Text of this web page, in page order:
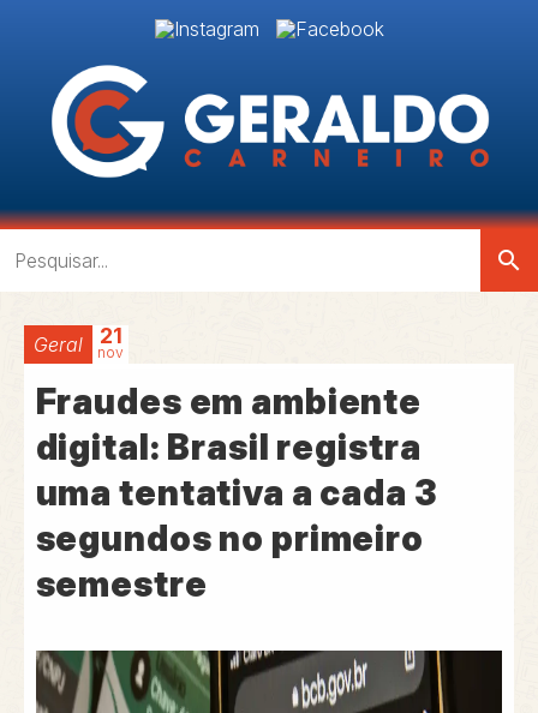
search
Geral 21
nov
Fraudes em ambiente
digital: Brasil registra
uma tentativa a cada 3
segundos no primeiro
semestre